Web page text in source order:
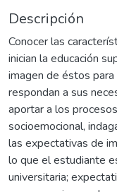
Descripción
Conocer las
inician la educación
imagen de éstos
respondan a sus
aportar a los
socioemocional,
las expectativas de
lo que el estudiante
universitaria;